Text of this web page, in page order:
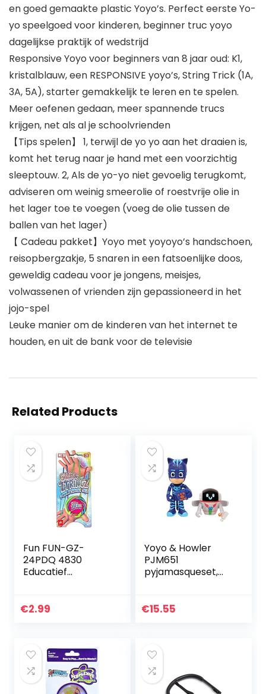
en goed gemaakte plastic Yoyo’s. Perfect eerste Yo-
yo speelgoed voor kinderen, beginner truc yoyo
dagelijkse praktijk of wedstrijd
Responsive Yoyo voor beginners van 8 jaar oud: K1,
kristalblauw, een RESPONSIVE yoyo’s, String Trick (1A,
3A, 5A), starter gemakkelijk te leren en te spelen.
Meer oefenen gedaan, meer spannende trucs
krijgen, net als al je schoolvrienden
【Tips spelen】 1, terwijl de yo yo aan het draaien is,
komt het terug naar je hand met een voorzichtig
sleeptouw. 2, Als de yo-yo niet gevoelig terugkomt,
adviseren om weinig smeerolie of roestvrije olie in
het lager toe te voegen (voeg de olie tussen de
ballen van het lager)
【 Cadeau pakket】Yoyo met yoyoyo’s handschoen,
reisopbergzakje, 5 snaren in een fatsoenlijke doos,
geweldig cadeau voor je jongens, meisjes,
volwassenen of vrienden zijn gepassioneerd in het
jojo-spel
Leuke manier om de kinderen van het internet te
houden, en uit de bank voor de televisie
Related Products
Fun FUN-GZ-
24PDQ 4830
Educatief
€2.99
Yoyo & Howler
PJM651
pyjamasqueset,
modellen
€15.55